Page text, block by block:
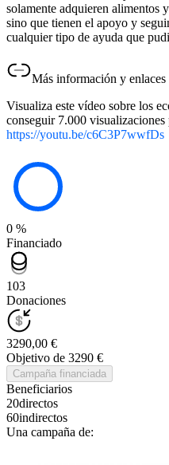
solamente adquieren alimentos
sino que tienen el apoyo y
cualquier tipo de ayuda que
Más información y enlaces
Visualiza este vídeo sobre los
conseguir 7.000
https://youtu.be/c6C3P7wwfDs
0 %
Financiado
103
Donaciones
3290,00 €
Objetivo de 3290 €
Campaña financiada
Beneficiarios
20directos
60indirectos
Una campaña de: